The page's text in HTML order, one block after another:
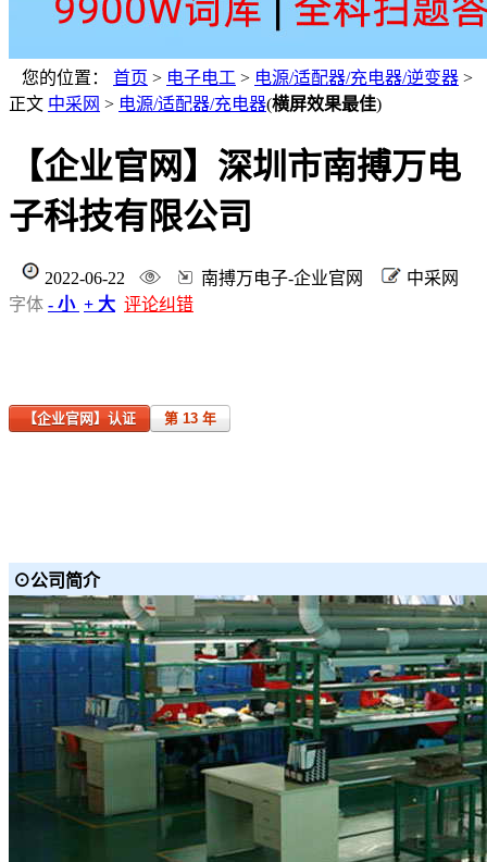
您的位置： 首页 > 电子电工 > 电源/适配器/充电器/逆变器 >
正文 中采网 > 电源/适配器/充电器(横屏效果最佳)
【企业官网】深圳市南搏万电
子科技有限公司
2022-06-22 南搏万电子-企业官网
中采网
字体 - 小 + 大 评论纠错
【企业官网】认证 第 13 年
⊙公司简介